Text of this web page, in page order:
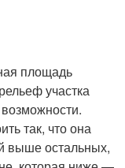
площадь
участка
так, что она
выше остальных,